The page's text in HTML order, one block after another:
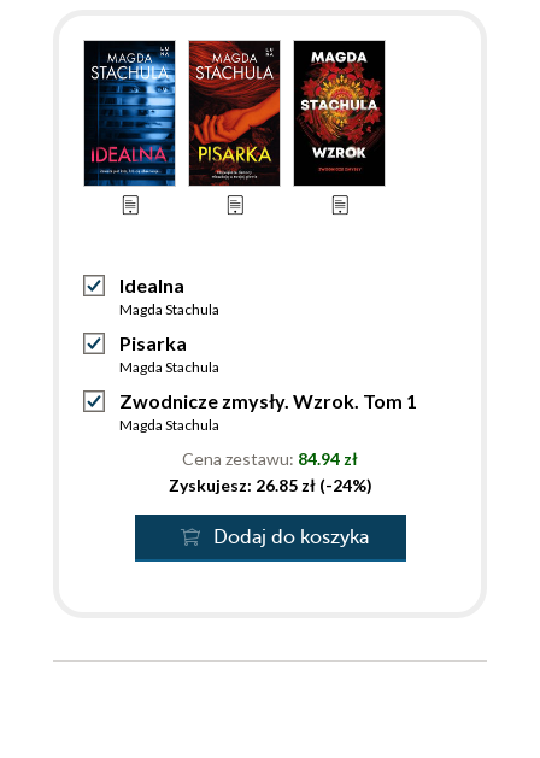
Idealna
Magda Stachula
Pisarka
Magda Stachula
Zwodnicze zmysły. Wzrok. Tom 1
Magda Stachula
Cena zestawu: 84.94 zł
Zyskujesz: 26.85 zł (-24%)
Dodaj do koszyka